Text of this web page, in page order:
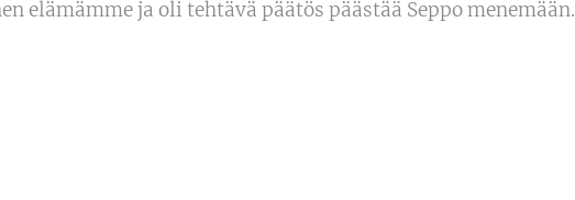
elämämme ja oli tehtävä päätös päästää Seppo menemään.